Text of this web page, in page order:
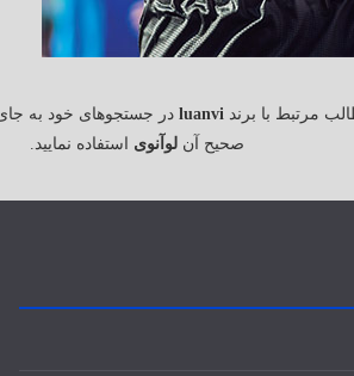
مرتبط با برندluanvi در جستجوهای خود به
صحیح آنلوآنوی استفاده نمایید.